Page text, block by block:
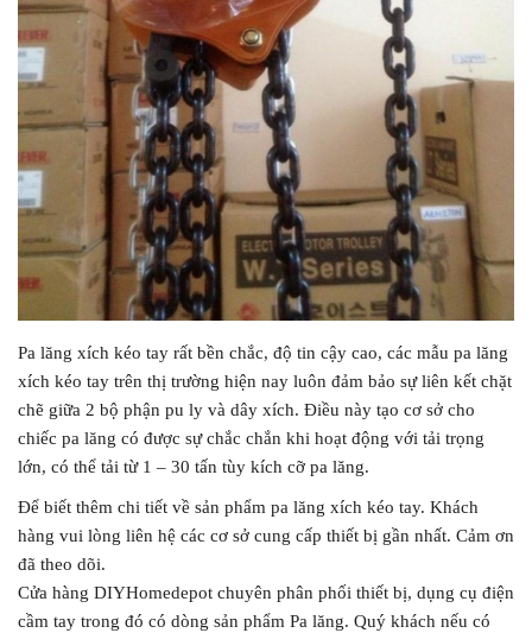
Pa lăng xích kéo tay rất bền chắc, độ tin cậy cao, các mẫu pa lăng
xích kéo tay trên thị trường hiện nay luôn đảm bảo sự liên kết chặt
chẽ giữa 2 bộ phận pu ly và dây xích. Điều này tạo cơ sở cho
chiếc pa lăng có được sự chắc chắn khi hoạt động với tải trọng
lớn, có thể tải từ 1 – 30 tấn tùy kích cỡ pa lăng.
Để biết thêm chi tiết về sản phẩm pa lăng xích kéo tay. Khách
hàng vui lòng liên hệ các cơ sở cung cấp thiết bị gần nhất. Cảm ơn
đã theo dõi.
Cửa hàng DIYHomedepot chuyên phân phối thiết bị, dụng cụ điện
cầm tay trong đó có dòng sản phẩm Pa lăng. Quý khách nếu có